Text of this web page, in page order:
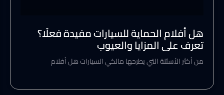
هل أفلام الحماية للسيارات مفيدة فعلًا؟
تعرف على المزايا والعيوب
من أكثر الأسئلة التي يطرحها مالكي السيارات هل أفلام